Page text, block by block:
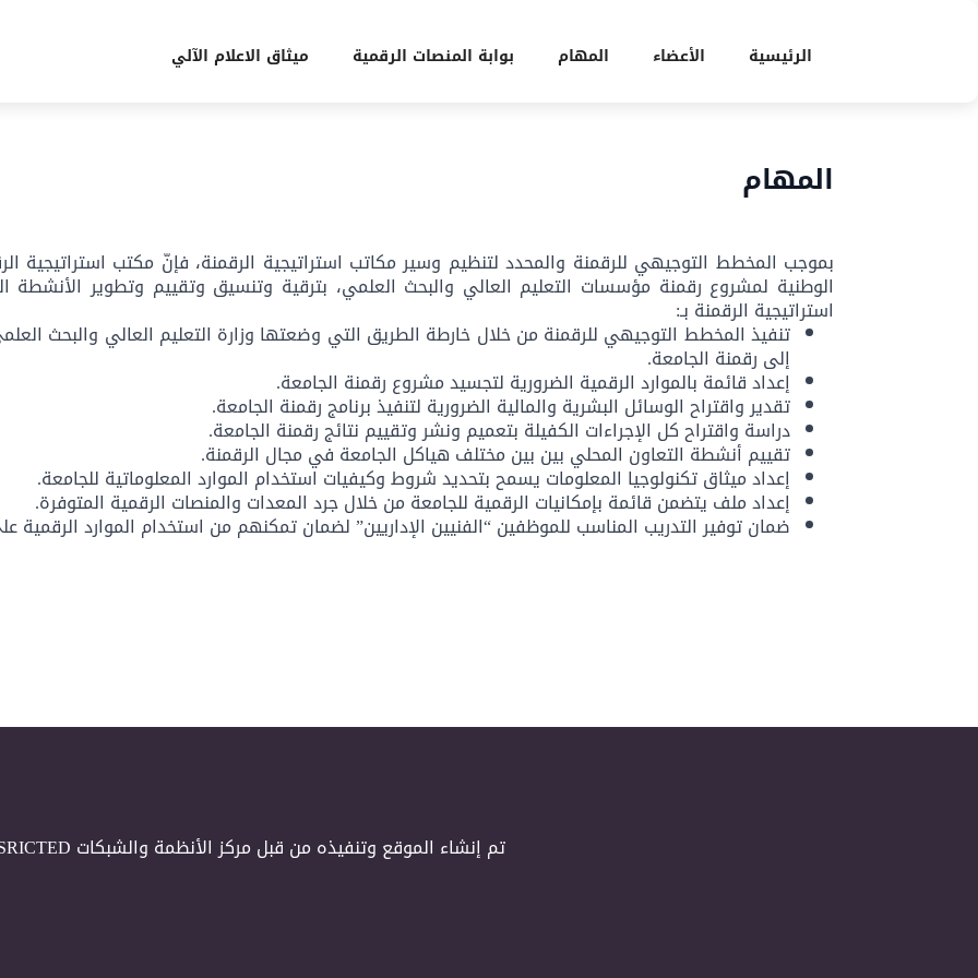
الرئيسية الأعضاء المهام بوابة المنصات الرقمية ميثاق الاعلام الآلي
المهام
بموجب المخطط التوجيهي للرقمنة والمحدد لتنظيم وسير مكاتب استراتيجية الرقمنة، فإنّ مكتب استراتيجية
الوطنية لمشروع رقمنة مؤسسات التعليم العالي والبحث العلمي، بترقية وتنسيق وتقييم وتطوير
استراتيجية الرقمنة بـ:
تنفيذ المخطط التوجيهي للرقمنة من خلال خارطة الطريق التي وضعتها وزارة التعليم العالي والبحث
إلى رقمنة الجامعة.
إعداد قائمة بالموارد الرقمية الضرورية لتجسيد مشروع رقمنة الجامعة.
تقدير واقتراح الوسائل البشرية والمالية الضرورية لتنفيذ برنامج رقمنة الجامعة.
دراسة واقتراح كل الإجراءات الكفيلة بتعميم ونشر وتقييم نتائج رقمنة الجامعة.
تقييم أنشطة التعاون المحلي بين بين مختلف هياكل الجامعة في مجال الرقمنة.
إعداد ميثاق تكنولوجيا المعلومات يسمح بتحديد شروط وكيفيات استخدام الموارد المعلوماتية للجامعة.
إعداد ملف يتضمن قائمة بإمكانيات الرقمية للجامعة من خلال جرد المعدات والمنصات الرقمية المتوفرة.
ضمان توفير التدريب المناسب للموظفين “الفنيين الإداريين” لضمان تمكنهم من استخدام الموارد
تم إنشاء الموقع وتنفيذه من قبل مركز الأنظمة والشبكات CSRICTED